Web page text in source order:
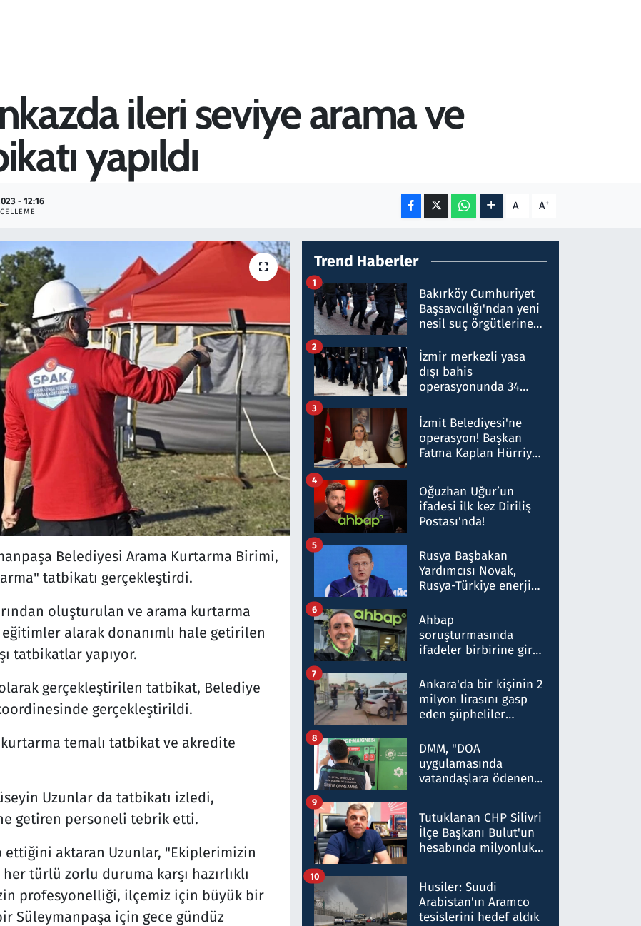
ileri seviye arama ve
yapıldı
- 12:16 A- A+
Belediyesi Arama Kurtarma Birimi,
tatbikatı gerçekleştirdi.
oluşturulan ve arama kurtarma
alarak donanımlı hale getirilen
tatbikatlar yapıyor.
gerçekleştirilen tatbikat, Belediye
gerçekleştirildi.
temalı tatbikat ve akredite
Uzunlar da tatbikatı izledi,
getiren personeli tebrik etti.
ettiğini aktaran Uzunlar, "Ekiplerimizin
türlü zorlu duruma karşı hazırlıklı
profesyonelliği, ilçemiz için büyük bir
Süleymanpaşa için gece gündüz
Trend Haberler
Bakırköy Cumhuriyet
Başsavcılığı'ndan yeni
nesil suç örgütlerine
hakkında gözaltı kararı
1
İzmir merkezli yasa
dışı bahis
operasyonunda 34
Milyar liralık para
trafiği tespit edildi
2
İzmit Belediyesi'ne
operasyon! Başkan
Fatma Kaplan Hürriyet
3
Oğuzhan Uğur’un
ifadesi ilk kez Diriliş
Postası'nda!
4
Rusya Başbakan
Yardımcısı Novak,
Rusya-Türkiye enerji
nitelikte olduğunu
belirtti
5
Ahbap
soruşturmasında
ifadeler birbirine girdi:
ifadelerinden ortaya
çıkan tablo şok etti
6
Ankara'da bir kişinin 2
milyon lirasını gasp
eden şüpheliler
7
DMM, "DOA
uygulamasında
vatandaşlara ödenen
düşürüldüğü" iddiasını
yalanladı
8
Tutuklanan CHP Silivri
İlçe Başkanı Bulut'un
hesabında milyonluk
talimat verdi, ben
gönderdim
9
Husiler: Suudi
Arabistan'ın Aramco
tesislerini hedef aldık
10